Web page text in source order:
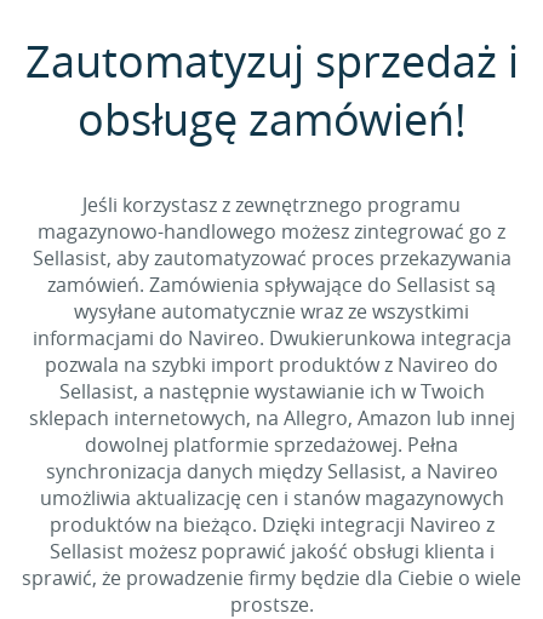
Zautomatyzuj sprzedaż i
obsługę zamówień!
Jeśli korzystasz z zewnętrznego programu
magazynowo-handlowego możesz zintegrować go z
Sellasist, aby zautomatyzować proces przekazywania
zamówień. Zamówienia spływające do Sellasist są
wysyłane automatycznie wraz ze wszystkimi
informacjami do Navireo. Dwukierunkowa integracja
pozwala na szybki import produktów z Navireo do
Sellasist, a następnie wystawianie ich w Twoich
sklepach internetowych, na Allegro, Amazon lub innej
dowolnej platformie sprzedażowej. Pełna
synchronizacja danych między Sellasist, a Navireo
umożliwia aktualizację cen i stanów magazynowych
produktów na bieżąco. Dzięki integracji Navireo z
Sellasist możesz poprawić jakość obsługi klienta i
sprawić, że prowadzenie firmy będzie dla Ciebie o wiele
prostsze.